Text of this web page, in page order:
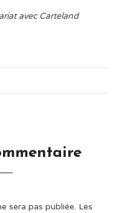
avec Carteland
sera pas publiée. Les